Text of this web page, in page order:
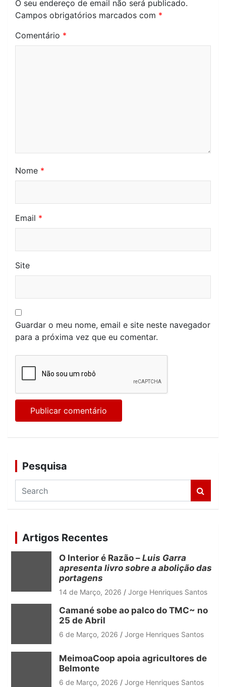
O seu endereço de email não será publicado.
Campos obrigatórios marcados com *
Comentário *
Nome *
Email *
Site
Guardar o meu nome, email e site neste navegador
para a próxima vez que eu comentar.
Pesquisa
a
c
h
Artigos Recentes
O Interior é Razão – Luis Garra
apresenta livro sobre a abolição das
portagens
14 de Março, 2026 Jorge Henriques Santos
Camané sobe ao palco do TMC~ no
25 de Abril
6 de Março, 2026 Jorge Henriques Santos
MeimoaCoop apoia agricultores de
Belmonte
6 de Março, 2026 Jorge Henriques Santos